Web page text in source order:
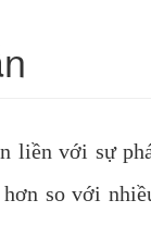
liền với sự
so với